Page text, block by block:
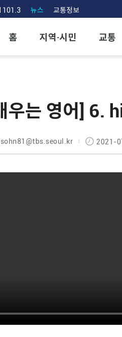
101.3 뉴스 교통정보
홈 지역·시민 교통
우는 영어] 6.
2021-